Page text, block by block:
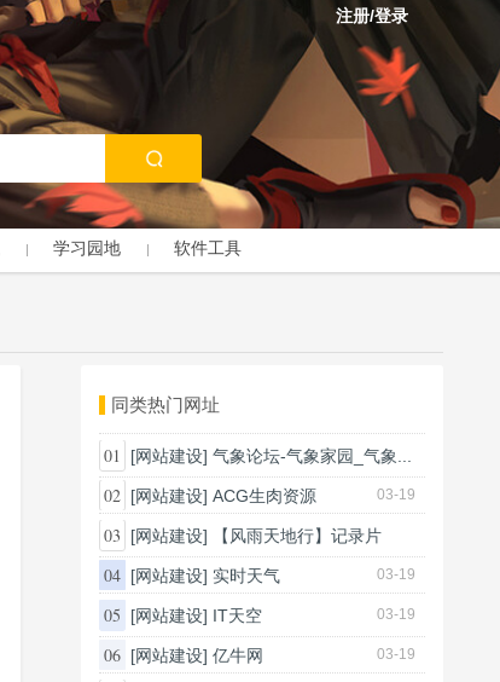
注册/登录
学习园地 软件工具
同类热门网址
01 [网站建设] 气象论坛-气象家园_气象...
03-18
02 [网站建设] ACG生肉资源 03-19
03 [网站建设] 【风雨天地行】记录片
03-20
04 [网站建设] 实时天气 03-19
05 [网站建设] IT天空 03-19
06 [网站建设] 亿牛网 03-19